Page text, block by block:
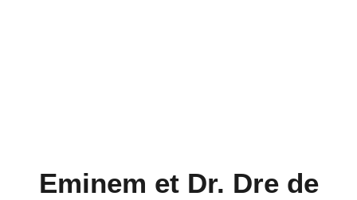
Eminem et Dr. Dre de